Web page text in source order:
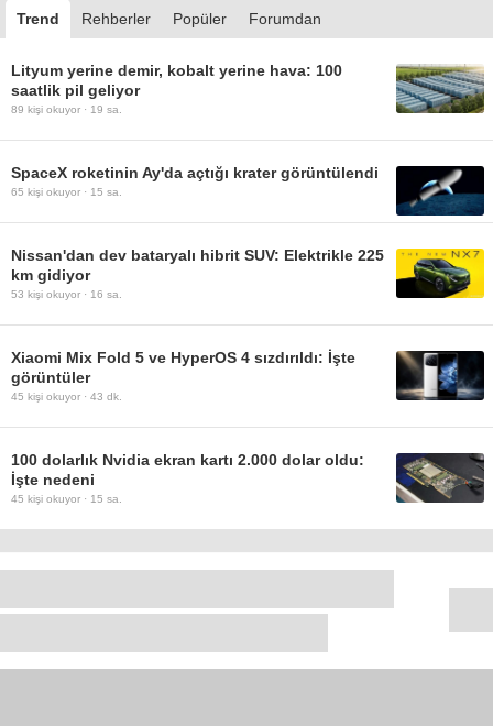
Trend Rehberler Popüler Forumdan
Lityum yerine demir, kobalt yerine hava: 100
saatlik pil geliyor
89 kişi okuyor · 19 sa.
SpaceX roketinin Ay'da açtığı krater görüntülendi
65 kişi okuyor · 15 sa.
Nissan'dan dev bataryalı hibrit SUV: Elektrikle 225
km gidiyor
53 kişi okuyor · 16 sa.
Xiaomi Mix Fold 5 ve HyperOS 4 sızdırıldı: İşte
görüntüler
45 kişi okuyor · 43 dk.
100 dolarlık Nvidia ekran kartı 2.000 dolar oldu:
İşte nedeni
45 kişi okuyor · 15 sa.